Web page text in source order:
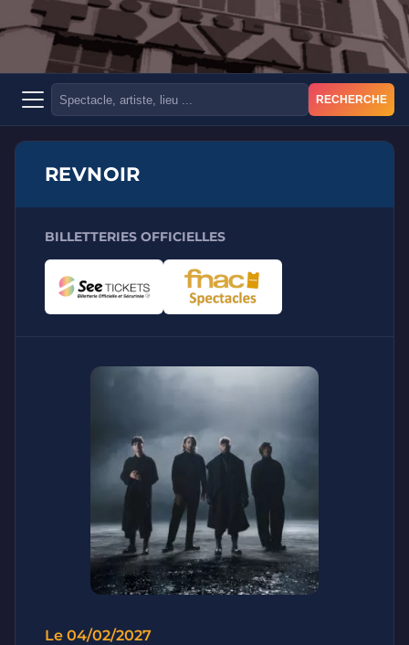
RECHERCHE
REVNOIR
BILLETTERIES OFFICIELLES
Le 04/02/2027